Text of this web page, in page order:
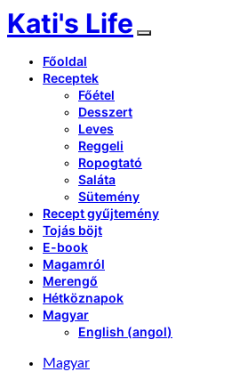
Kati's Life
Főoldal
Receptek
Főétel
Desszert
Leves
Reggeli
Ropogtató
Saláta
Sütemény
Recept gyűjtemény
Tojás böjt
E-book
Magamról
Merengő
Hétköznapok
Magyar
English (angol)
Magyar